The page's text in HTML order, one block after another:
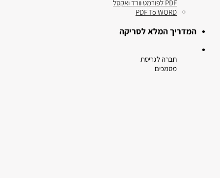
PDF לפורמט וורד ואקסל
PDF To WORD
המדריך המלא לסריקה
חברה לגריסת
מסמכים